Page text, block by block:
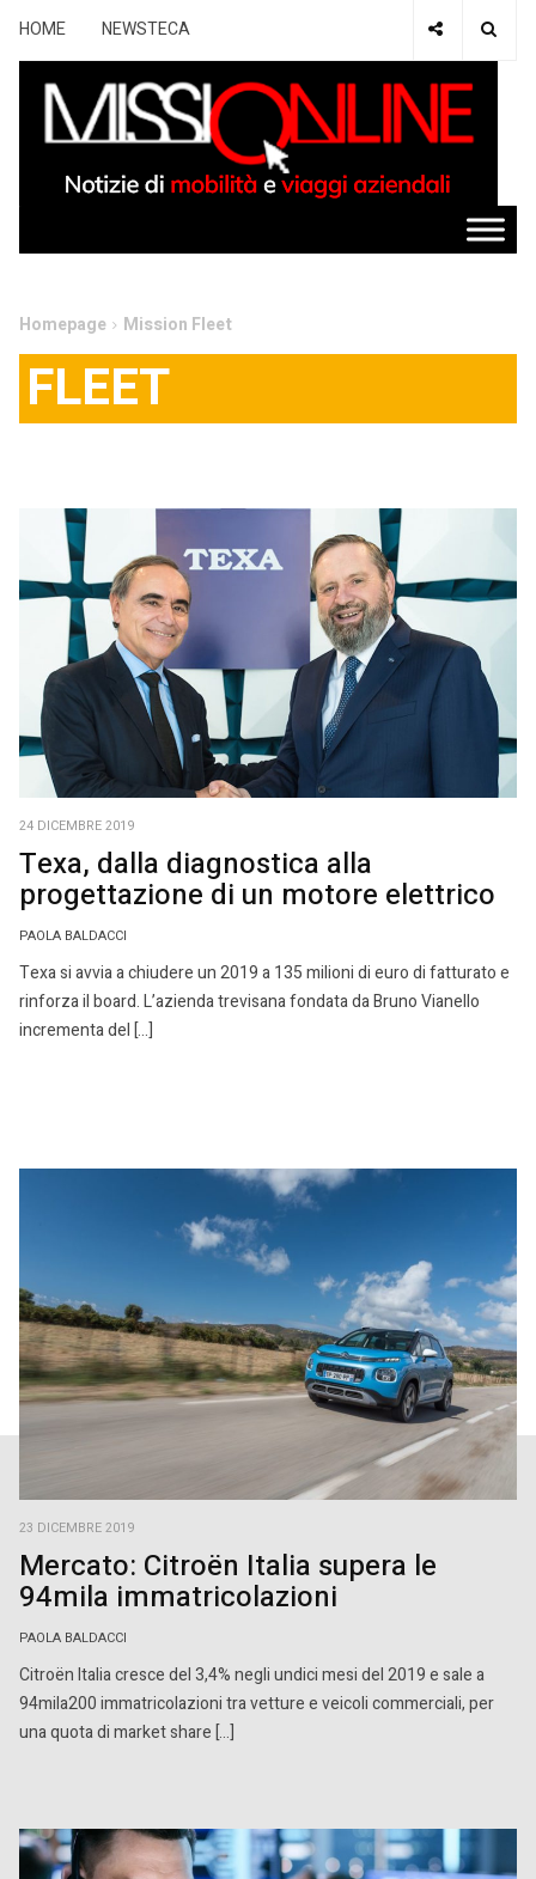
HOME NEWSTECA
Homepage Mission Fleet
FLEET
24 DICEMBRE 2019
Texa, dalla diagnostica alla
progettazione di un motore elettrico
PAOLA BALDACCI
Texa si avvia a chiudere un 2019 a 135 milioni di euro di fatturato e
rinforza il board. L’azienda trevisana fondata da Bruno Vianello
incrementa del […]
23 DICEMBRE 2019
Mercato: Citroën Italia supera le
94mila immatricolazioni
PAOLA BALDACCI
Citroën Italia cresce del 3,4% negli undici mesi del 2019 e sale a
94mila200 immatricolazioni tra vetture e veicoli commerciali, per
una quota di market share […]